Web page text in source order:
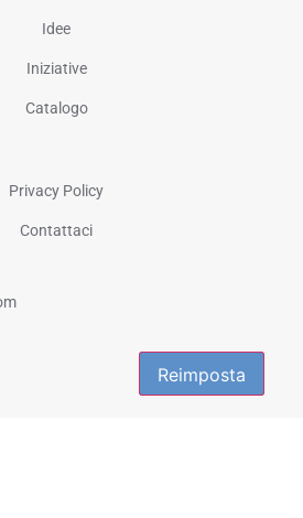
Reimposta
Reimposta
Idee
Iniziative
Catalogo
Privacy Policy
Contattaci